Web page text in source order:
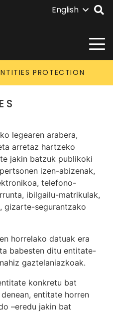
English
PROTECTION
legearen arabera,
arretaz hartzeko
jakin batzuk publikoki
izen-abizenak,
telefono-
ibilgailu-matrikulak,
gizarte-segurantzako
horrelako datuak era
babesten ditu entitate-
gaztelaniazkoak.
konkretu bat
entitate horren
–eredu jakin bat